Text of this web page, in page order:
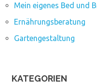
Mein eigenes Bed und
Ernährungsberatung
Gartengestaltung
KATEGORIEN